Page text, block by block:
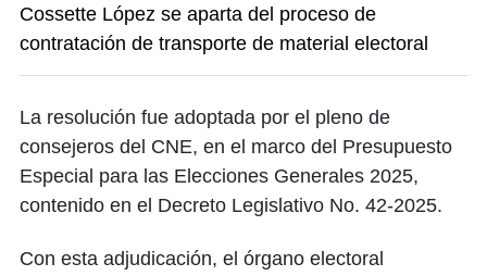
Cossette López se aparta del proceso de
contratación de transporte de material electoral
La resolución fue adoptada por el pleno de
consejeros del CNE, en el marco del Presupuesto
Especial para las Elecciones Generales 2025,
contenido en el Decreto Legislativo No. 42-2025.
Con esta adjudicación, el órgano electoral